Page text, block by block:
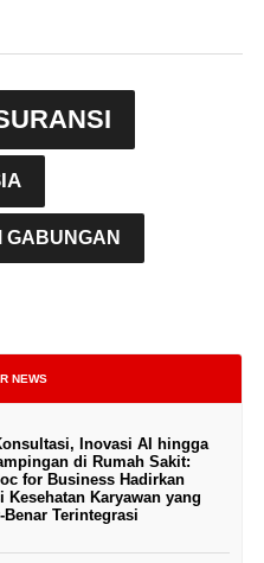
GABUNGAN
NEWS
Inovasi AI hingga
di Rumah Sakit:
for Business Hadirkan
Kesehatan Karyawan yang
Benar Terintegrasi